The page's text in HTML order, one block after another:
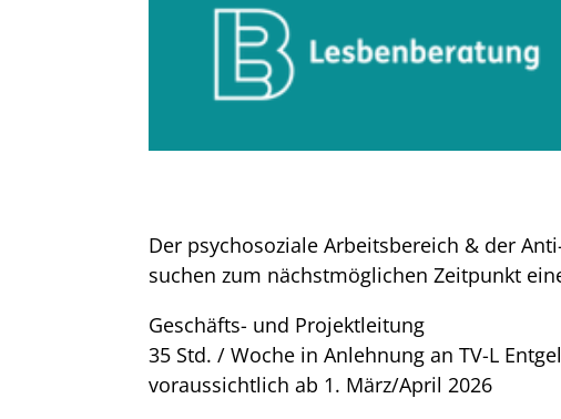
Der psychosoziale Arbeitsbereich & der
suchen zum nächstmöglichen Zeitpunkt
Geschäfts- und Projektleitung
35 Std. / Woche in Anlehnung an TV-L
voraussichtlich ab 1. März/April 2026